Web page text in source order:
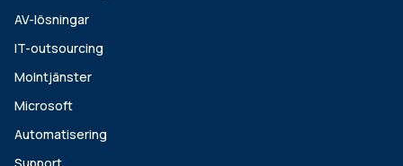
AV-lösningar
IT-outsourcing
Molntjänster
Microsoft
Automatisering